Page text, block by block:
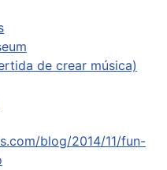
de crear música)
blog/2014/11/fun-